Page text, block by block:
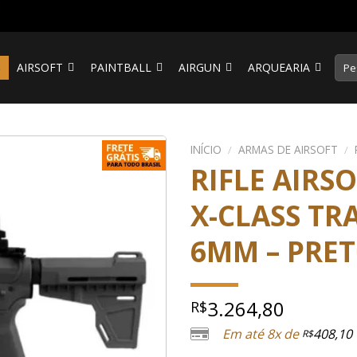
AIRSOFT PAINTBALL AIRGUN ARQUEARIA
por:
INÍCIO / ARMAS DE AIRSOFT /
RIFLE
X-CLASS
6MM –
R$3.264,80
Em até 8x de R$408,10